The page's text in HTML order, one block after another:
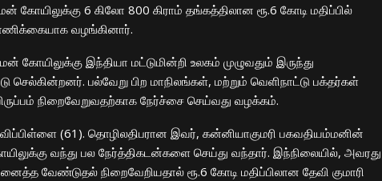
கோயிலுக்கு 6 கிலோ 800 கிராம் தங்கத்திலான ரூ.6 கோடி மதிப்பில்
வழங்கினார்.
கோயிலுக்கு இந்தியா மட்டுமின்றி உலகம் முழுவதும் இருந்து
பல்வேறு பிற மாநிலங்கள், மற்றும் வெளிநாட்டு பக்தர்கள்
நிறைவேறுவதற்காக நேர்ச்சை செய்வது வழக்கம்.
(61). தொழிலதிபரான இவர், கன்னியாகுமரி பகவதியம்மனின்
வந்து பல நேர்த்திகடன்களை செய்து வந்தார். இந்நிலையில், அவரது
வேண்டுதல் நிறைவேறியதால் ரூ.6 கோடி மதிப்பிலான தேவி குமாரி